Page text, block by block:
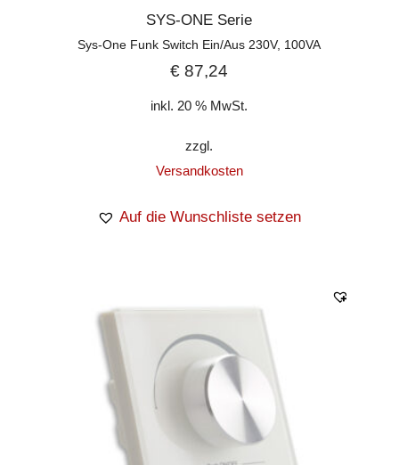
SYS-ONE Serie
Sys-One Funk Switch Ein/Aus 230V, 100VA
€ 87,24
inkl. 20 % MwSt.
zzgl.
Versandkosten
Auf die Wunschliste setzen